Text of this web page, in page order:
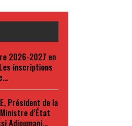
2026-2027 en
inscriptions
Président de la
d’État
Adjoumani…